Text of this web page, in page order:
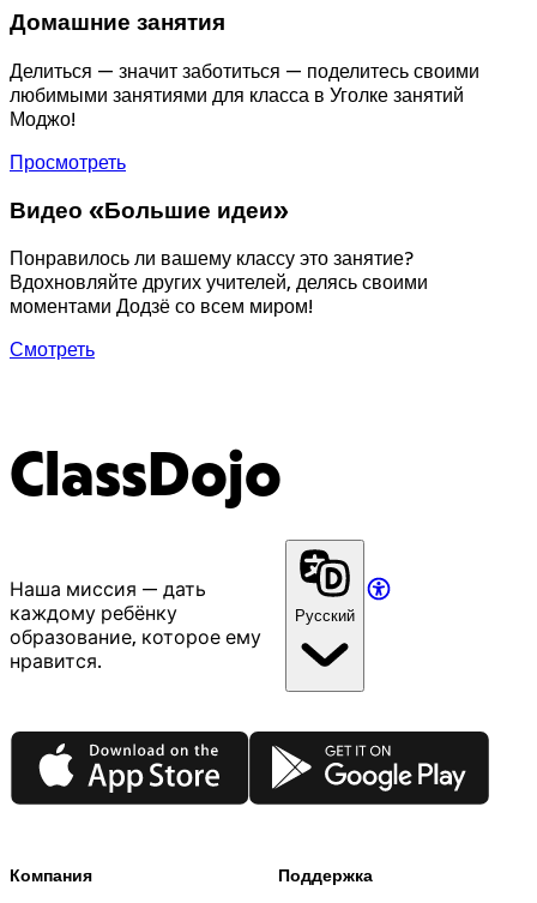
Домашние занятия
Делиться — значит заботиться — поделитесь своими
любимыми занятиями для класса в Уголке занятий
Моджо!
Просмотреть
Видео «Большие идеи»
Понравилось ли вашему классу это занятие?
Вдохновляйте других учителей, делясь своими
моментами Додзё со всем миром!
Смотреть
ClassDojo
Наша миссия — дать
каждому ребёнку
образование, которое ему
нравится.
Русский
App Store Google Play
Компания Поддержка